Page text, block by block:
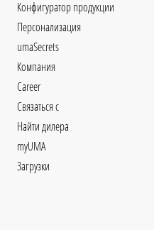
Конфигуратор продукции
Персонализация
umaSecrets
Компания
Career
Связаться с
Найти дилера
myUMA
Загрузки